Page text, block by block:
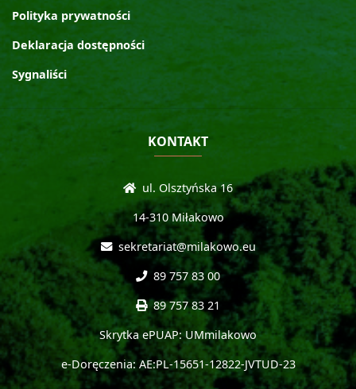
Polityka prywatności
Deklaracja dostępności
Sygnaliści
KONTAKT
ul. Olsztyńska 16
14-310 Miłakowo
sekretariat@milakowo.eu
89 757 83 00
89 757 83 21
Skrytka ePUAP: UMmilakowo
e-Doręczenia: AE:PL-15651-12822-JVTUD-23